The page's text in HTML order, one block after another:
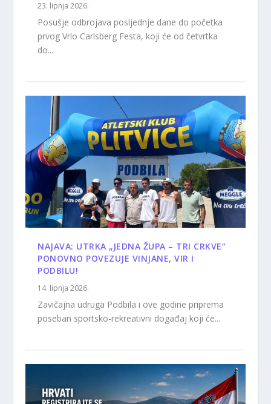
23. lipnja 2026.
Posušje odbrojava posljednje dane do početka
prvog Vrlo Carlsberg Festa, koji će od četvrtka
do...
NAJAVA: UTRKA „JEDNA ŽUPA – TRI CRKVE“
PONOVNO POVEZUJE VINJANE, VIR I
PODBILU!
14. lipnja 2026.
Zavičajna udruga Podbila i ove godine priprema
poseban sportsko-rekreativni događaj koji će...